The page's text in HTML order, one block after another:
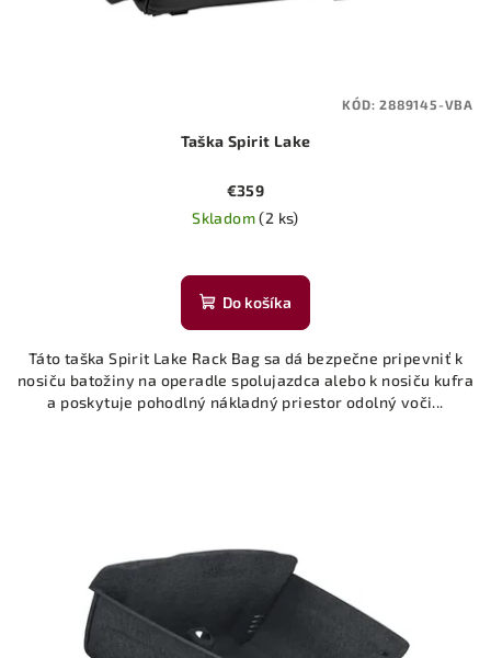
Taška Spirit Lake
€359
Skladom(2 ks)
Do košíka
Táto taška Spirit Lake Rack Bag sa dá bezpečne pripevniť k
nosiču batožiny na operadle spolujazdca alebo k nosiču kufra
a poskytuje pohodlný nákladný priestor odolný voči...
KÓD:2889145-VBA